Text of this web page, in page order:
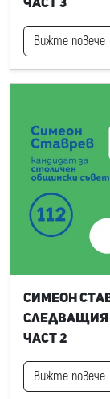
Вижте повече
Симеон
следващия
част 2
Вижте повече